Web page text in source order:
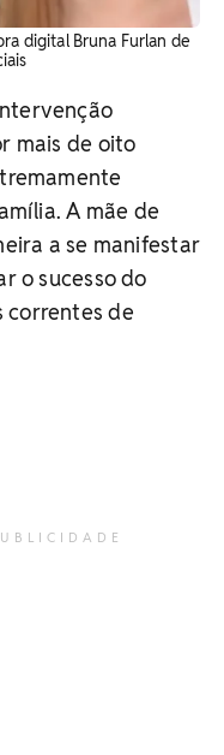
digital Bruna Furlan de
mais de oito
A mãe de
a se manifestar
o sucesso do
correntes de